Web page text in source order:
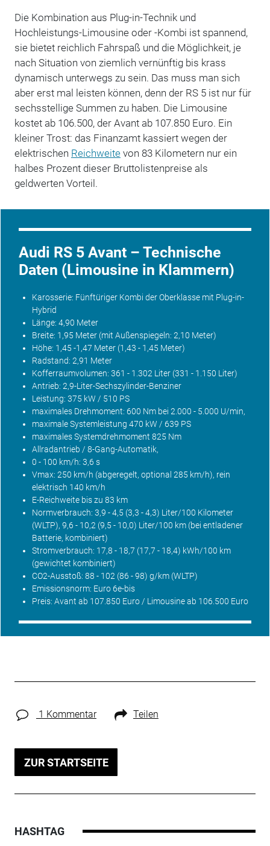
Die Kombination aus Plug-in-Technik und
Hochleistungs-Limousine oder -Kombi ist spannend,
sie bietet reichlich Fahrspaß und die Möglichkeit, je
nach Situation von ziemlich vernünftig bis krass
dynamisch unterwegs zu sein. Das muss man sich
aber erst mal leisten können, denn der RS 5 ist nur für
sechsstellige Summen zu haben. Die Limousine
kostet ab 106.500, der Avant ab 107.850 Euro. Ein
kleiner Trost: das Finanzamt kassiert wegen der
elektrischen Reichweitevon 83 Kilometern nur ein
halbes Prozent dieser Bruttolistenpreise als
geldwerten Vorteil.
Audi RS 5 Avant – Technische
Daten (Limousine in Klammern)
Karosserie: Fünftüriger Kombi derOberklassemit Plug-in-
Hybrid
Länge: 4,90 Meter
Breite: 1,95 Meter (mit Außenspiegeln: 2,10 Meter)
Höhe: 1,45 -1,47 Meter (1,43 - 1,45 Meter)
Radstand: 2,91 Meter
Kofferraumvolumen: 361 - 1.302 Liter (331 - 1.150 Liter)
Antrieb: 2,9-Liter-Sechszylinder-Benziner
Leistung: 375 kW / 510 PS
maximales Drehmoment: 600 Nm bei 2.000 - 5.000 U/min,
maximale Systemleistung 470 kW / 639 PS
maximales Systemdrehmoment 825 Nm
Allradantrieb / 8-Gang-Automatik,
0 - 100 km/h: 3,6 s
Vmax: 250 km/h (abgeregelt, optional 285 km/h), rein
elektrisch 140 km/h
E-Reichweite bis zu 83 km
Normverbrauch: 3,9 - 4,5 (3,3 - 4,3) Liter/100 Kilometer
(WLTP), 9,6 - 10,2 (9,5 - 10,0) Liter/100 km (bei entladener
Batterie, kombiniert)
Stromverbrauch: 17,8 - 18,7 (17,7 - 18,4) kWh/100 km
(gewichtet kombiniert)
CO2-Ausstoß: 88 - 102 (86 - 98) g/km (WLTP)
Emissionsnorm: Euro 6e-bis
Preis: Avant ab 107.850 Euro / Limousine ab 106.500 Euro
1 Kommentar Teilen
ZUR STARTSEITE
HASHTAG